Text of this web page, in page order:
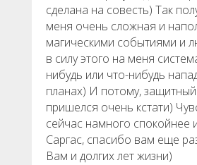
сделана на совесть) Так
меня очень сложная и
магическими событиями и
в силу этого на меня
нибудь или что-нибудь
планах) И потому,
пришелся очень кстати)
сейчас намного спокойнее
Саргас, спасибо вам еще
Вам и долгих лет жизни)